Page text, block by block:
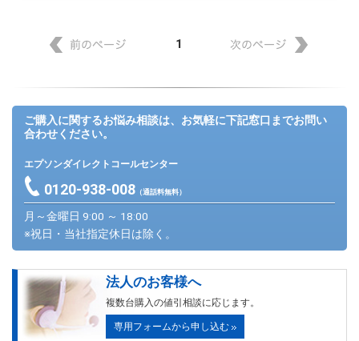
1
ご購入に関するお悩み相談は、お気軽に下記窓口までお問い
合わせください。
エプソンダイレクトコールセンター
0120-938-008（通話料無料）
月～金曜日 9:00 ～ 18:00
※祝日・当社指定休日は除く。
法人のお客様へ
複数台購入の値引相談に応じます。
専用フォームから申し込む